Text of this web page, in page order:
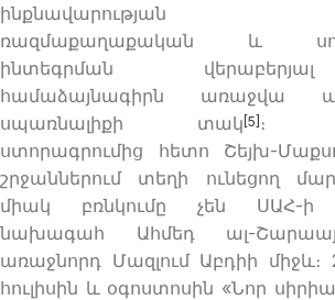
ինքնավարության
ռազմաքաղաքական և
ինտեգրման
համաձայնագիրն առաջվա
սպառնալիքի տակ [5] ։
ստորագրումից հետո Շեյխ-
շրջաններում տեղի ունեցող
միակ բռնկումը չեն ՍԱՀ-ի
նախագահ Ահմեդ ալ-
առաջնորդ Մազլում Աբդիի միջև։
հուլիսին և օգոստոսին «Նոր